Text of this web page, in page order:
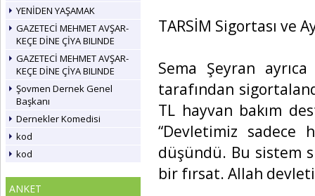
YENİDEN YAŞAMAK
GAZETECİ MEHMET AVŞAR-
KEÇE DİNE ÇİYA BILINDE
GAZETECİ MEHMET AVŞAR-
KEÇE DİNE ÇİYA BILINDE
Şovmen Dernek Genel
Başkanı
Dernekler Komedisi
kod
kod
ANKET
TARSİM Sigortası ve
Sema Şeyran
tarafından
TL hayvan bakım
“Devletimiz sadece
düşündü. Bu sistem
bir fırsat. Allah